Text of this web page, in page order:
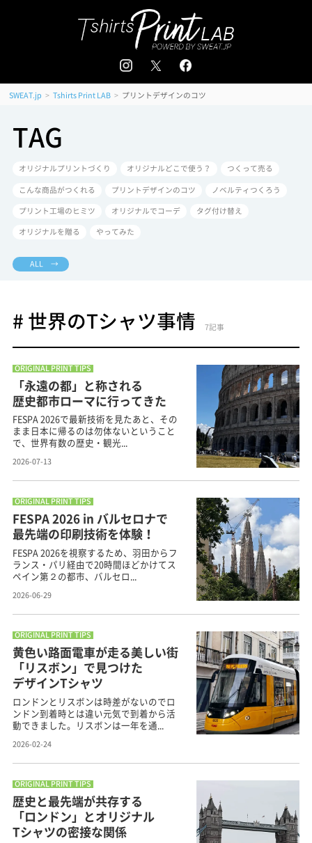
追加注文はこちら
会員登録 / ログイン
SWEAT.jp > Tshirts Print LAB > プリントデザインのコツ
TAG
オリジナルプリントづくり オリジナルどこで使う？ つくって売る
こんな商品がつくれる プリントデザインのコツ ノベルティつくろう
プリント工場のヒミツ オリジナルでコーデ タグ付け替え
オリジナルを贈る やってみた
ALL →
# 世界のTシャツ事情 7記事
ORIGINAL PRINT TIPS
「永遠の都」と称される
歴史都市ローマに行ってきた
FESPA 2026で最新技術を見たあと、その
まま日本に帰るのは勿体ないということ
で、世界有数の歴史・観光...
2026-07-13
ORIGINAL PRINT TIPS
FESPA 2026 in バルセロナで
最先端の印刷技術を体験！
FESPA 2026を視察するため、羽田からフ
ランス・パリ経由で20時間ほどかけてス
ペイン第２の都市、バルセロ...
2026-06-29
ORIGINAL PRINT TIPS
黄色い路面電車が走る美しい街
「リスボン」で見つけた
デザインTシャツ
ロンドンとリスボンは時差がないのでロ
ンドン到着時とは違い元気で到着から活
動できました。リスボンは一年を通...
2026-02-24
ORIGINAL PRINT TIPS
歴史と最先端が共存する
「ロンドン」とオリジナル
Tシャツの密接な関係